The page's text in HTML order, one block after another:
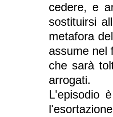
cedere, e
sostituirsi
metafora
assume nel
che sarà
arrogati.
L'episodio